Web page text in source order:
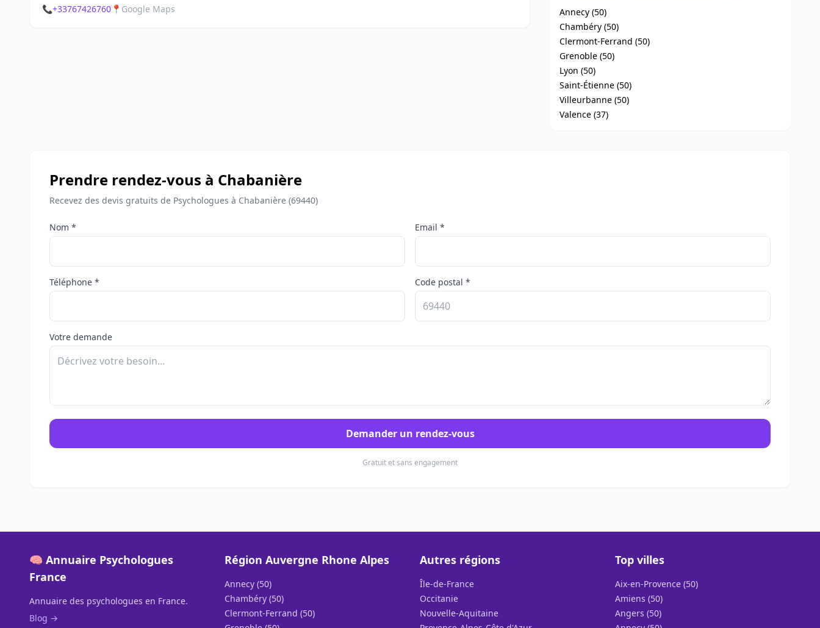
📞+33767426760 📍 Google Maps
Annecy (50)
Chambéry (50)
Clermont-Ferrand (50)
Grenoble (50)
Lyon (50)
Saint-Étienne (50)
Villeurbanne (50)
Valence (37)
Prendre rendez-vous à Chabanière
Recevez des devis gratuits de Psychologues à Chabanière (69440)
Nom * Email *
Téléphone * Code postal *
Votre demande
Demander un rendez-vous
Gratuit et sans engagement
🧠 Annuaire Psychologues
France
Annuaire des psychologues en France.
Blog →
Région Auvergne Rhone Alpes
Annecy (50)
Chambéry (50)
Clermont-Ferrand (50)
Autres régions
Île-de-France
Occitanie
Nouvelle-Aquitaine
Top villes
Aix-en-Provence (50)
Amiens (50)
Angers (50)